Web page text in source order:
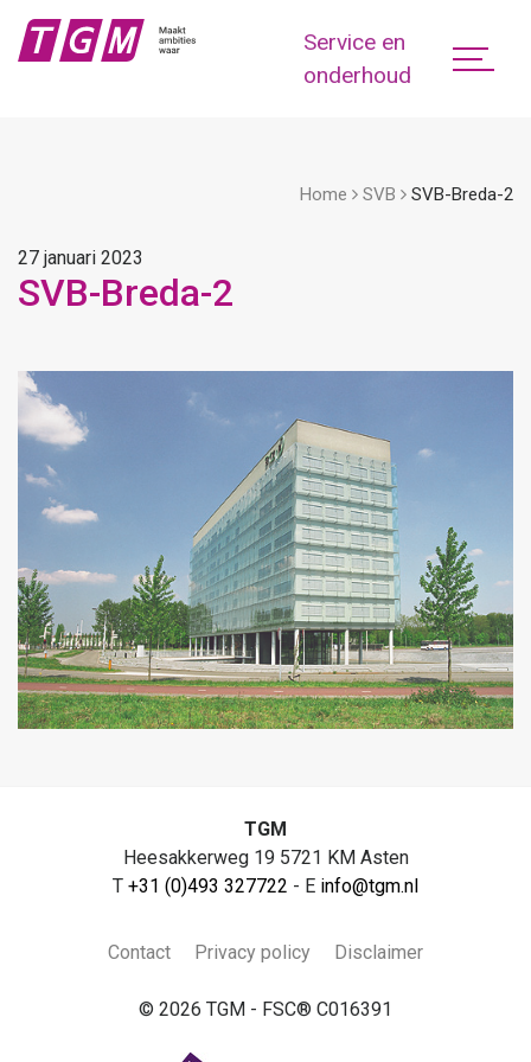
Service en
onderhoud
Home SVB SVB-Breda-2
27 januari 2023
SVB-Breda-2
TGM
Heesakkerweg 19 5721 KM Asten
T +31 (0)493 327722 - E info@tgm.nl
Contact Privacy policy Disclaimer
© 2026 TGM - FSC® C016391